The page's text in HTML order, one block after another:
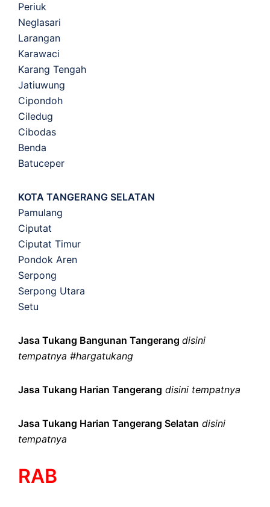
Periuk
Neglasari
Larangan
Karawaci
Karang Tengah
Jatiuwung
Cipondoh
Ciledug
Cibodas
Benda
Batuceper
KOTA TANGERANG SELATAN
Pamulang
Ciputat
Ciputat Timur
Pondok Aren
Serpong
Serpong Utara
Setu
Jasa Tukang Bangunan Tangerang disini
tempatnya #hargatukang
Jasa Tukang Harian Tangerang disini tempatnya
Jasa Tukang Harian Tangerang Selatan disini
tempatnya
RAB